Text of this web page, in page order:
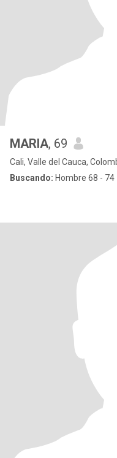
MARIA, 69
Cali, Valle del Cauca,
Buscando: Hombre 68 - 74